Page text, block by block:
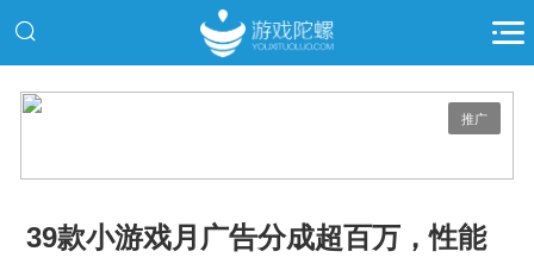
推广
39款小游戏月广告分成超百万，性能